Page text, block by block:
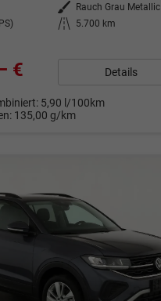
Außenfarbe
Rauch Grau Metallic
Kilometerstand
5.700 km
€ Details
5,90 l/100km
135,00 g/km